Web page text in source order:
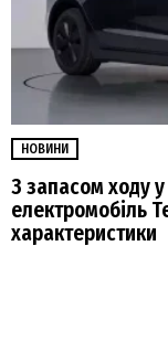
НОВИНИ
З запасом ходу
електромобіль
характеристики